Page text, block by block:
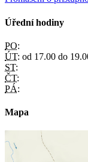
Úřední hodiny
PO:
ÚT: od 17.00 do
ST:
ČT:
PÁ:
Mapa